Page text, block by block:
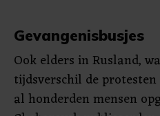
Gevangenisbusjes
Ook elders in Rusland,
tijdsverschil de
al honderden mensen